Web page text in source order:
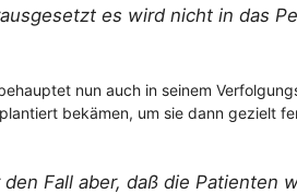
es wird nicht in das
nun auch in seinem
bekämen, um sie dann gezielt
den Fall aber, daß die Patienten